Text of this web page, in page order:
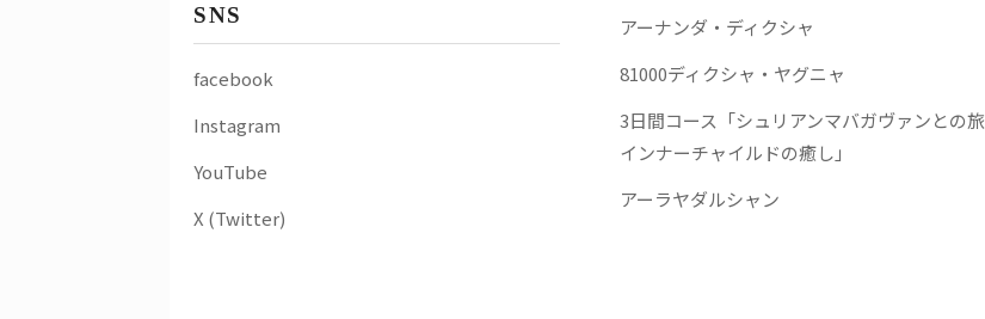
SNS
facebook
Instagram
YouTube
X (Twitter)
アーナンダ・ディクシャ
81000ディクシャ・ヤグニャ
3日間コース「シュリアンマバガヴァンとの旅
インナーチャイルドの癒し」
アーラヤダルシャン